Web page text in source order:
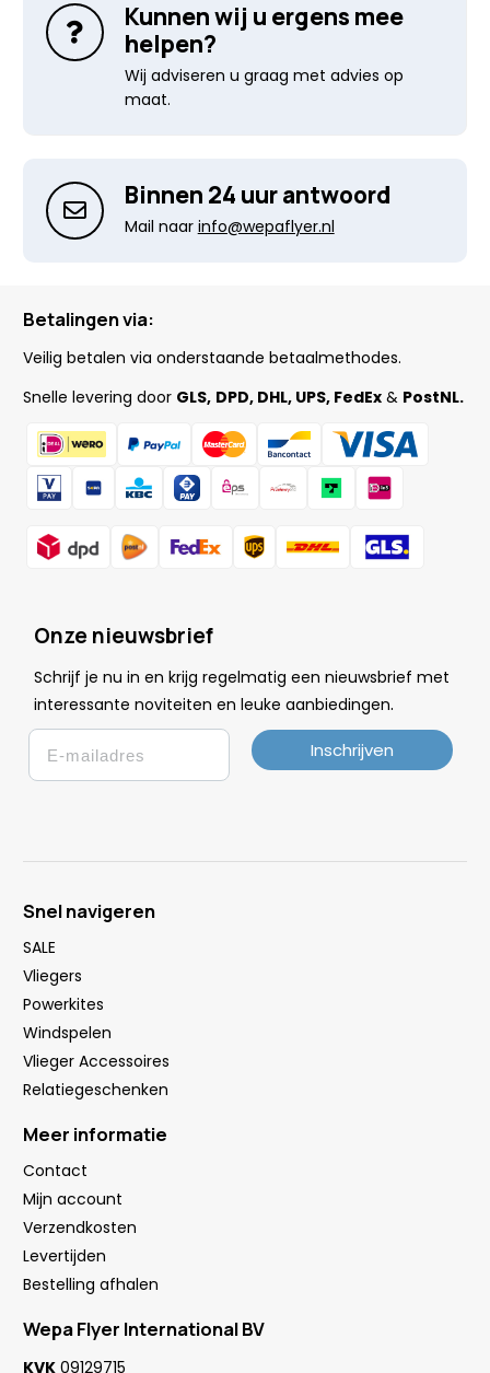
Kunnen wij u ergens mee
helpen?
Wij adviseren u graag met advies op
maat.
Binnen 24 uur antwoord
Mail naar info@wepaflyer.nl
Betalingen via:
Veilig betalen via onderstaande betaalmethodes.
Snelle levering door GLS, DPD, DHL, UPS, FedEx & PostNL.
Onze nieuwsbrief
Schrijf je nu in en krijg regelmatig een nieuwsbrief met
interessante noviteiten en leuke aanbiedingen.
Email
Inschrijven
Snel navigeren
SALE
Vliegers
Powerkites
Windspelen
Vlieger Accessoires
Relatiegeschenken
Meer informatie
Contact
Mijn account
Verzendkosten
Levertijden
Bestelling afhalen
Wepa Flyer International BV
KVK 09129715